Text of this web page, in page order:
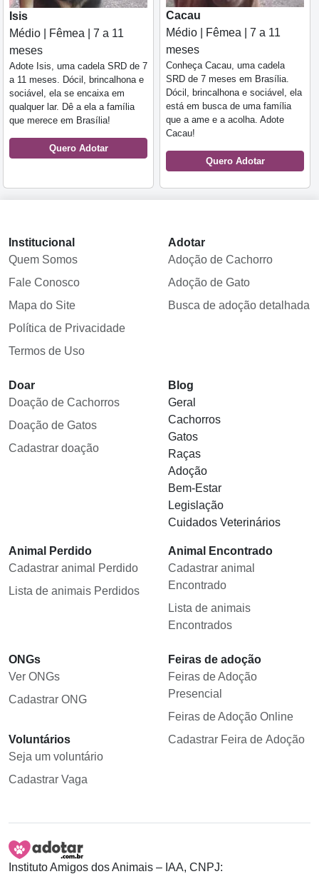
Isis
Médio | Fêmea | 7 a 11
meses
Adote Isis, uma cadela SRD de 7
a 11 meses. Dócil, brincalhona e
sociável, ela se encaixa em
qualquer lar. Dê a ela a família
que merece em Brasília!
Quero Adotar
Cacau
Médio | Fêmea | 7 a 11
meses
Conheça Cacau, uma cadela
SRD de 7 meses em Brasília.
Dócil, brincalhona e sociável, ela
está em busca de uma família
que a ame e a acolha. Adote
Cacau!
Quero Adotar
Institucional
Quem Somos
Fale Conosco
Mapa do Site
Política de Privacidade
Termos de Uso
Adotar
Adoção de Cachorro
Adoção de Gato
Busca de adoção detalhada
Doar
Doação de Cachorros
Doação de Gatos
Cadastrar doação
Blog
Geral
Cachorros
Gatos
Raças
Adoção
Bem-Estar
Legislação
Cuidados Veterinários
Animal Perdido
Cadastrar animal Perdido
Lista de animais Perdidos
Animal Encontrado
Cadastrar animal
Encontrado
Lista de animais
Encontrados
ONGs
Ver ONGs
Cadastrar ONG
Voluntários
Seja um voluntário
Cadastrar Vaga
Feiras de adoção
Feiras de Adoção
Presencial
Feiras de Adoção Online
Cadastrar Feira de Adoção
Instituto Amigos dos Animais – IAA, CNPJ: